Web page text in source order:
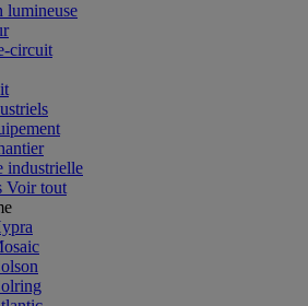
lumineuse
circuit
industrielle
Voir tout